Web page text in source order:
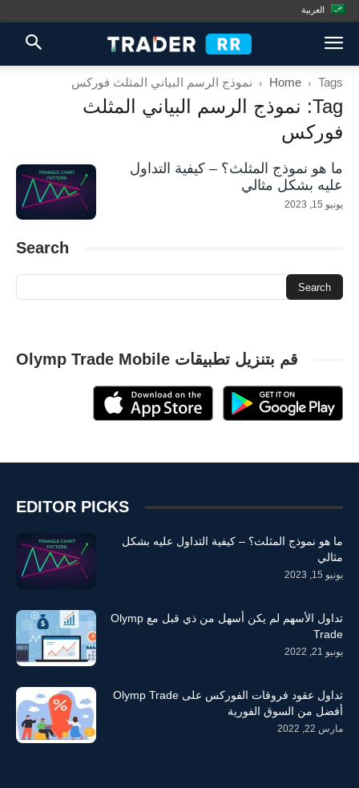
العربية
Home Tags نموذج الرسم البياني المثلث فوركس
Tag: نموذج الرسم البياني المثلث
فوركس
ما هو نموذج المثلث؟ – كيفية التداول
عليه بشكل مثالي
يونيو 15, 2023
Search
قم بتنزيل تطبيقات Olymp Trade Mobile
EDITOR PICKS
ما هو نموذج المثلث؟ – كيفية التداول عليه بشكل
مثالي
يونيو 15, 2023
تداول الأسهم لم يكن أسهل من ذي قبل مع Olymp
Trade
يونيو 21, 2022
تداول عقود فروقات الفوركس على Olymp Trade
أفضل من السوق الفورية
مارس 22, 2022